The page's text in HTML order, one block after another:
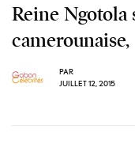
Reine
camerounaise,
PAR
JUILLET 12, 2015